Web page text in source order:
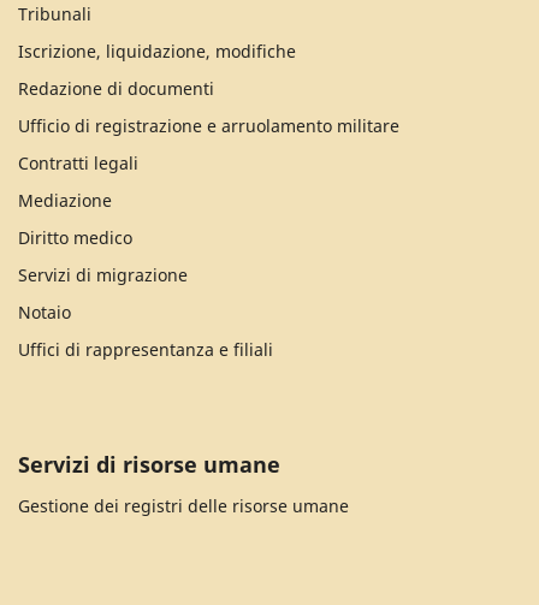
Tribunali
Iscrizione, liquidazione, modifiche
Redazione di documenti
Ufficio di registrazione e arruolamento militare
Contratti legali
Mediazione
Diritto medico
Servizi di migrazione
Notaio
Uffici di rappresentanza e filiali
Servizi di risorse umane
Gestione dei registri delle risorse umane